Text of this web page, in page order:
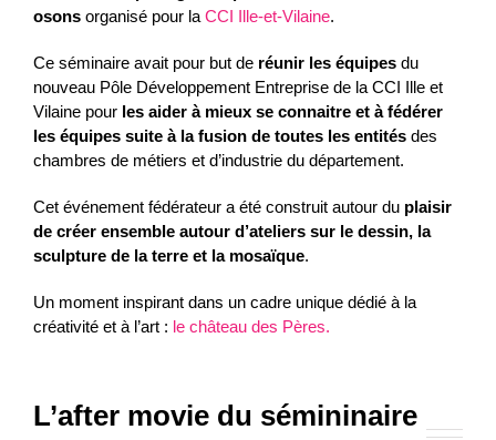
osons organisé pour la CCI Ille-et-Vilaine.
Ce séminaire avait pour but de réunir les équipes du
nouveau Pôle Développement Entreprise de la CCI Ille et
Vilaine pour les aider à mieux se connaitre et à fédérer
les équipes suite à la fusion de toutes les entités des
chambres de métiers et d’industrie du département.
Cet événement fédérateur a été construit autour du plaisir
de créer ensemble autour d’ateliers sur le dessin, la
sculpture de la terre et la mosaïque.
Un moment inspirant dans un cadre unique dédié à la
créativité et à l’art : le château des Pères.
L’after movie du sémininaire